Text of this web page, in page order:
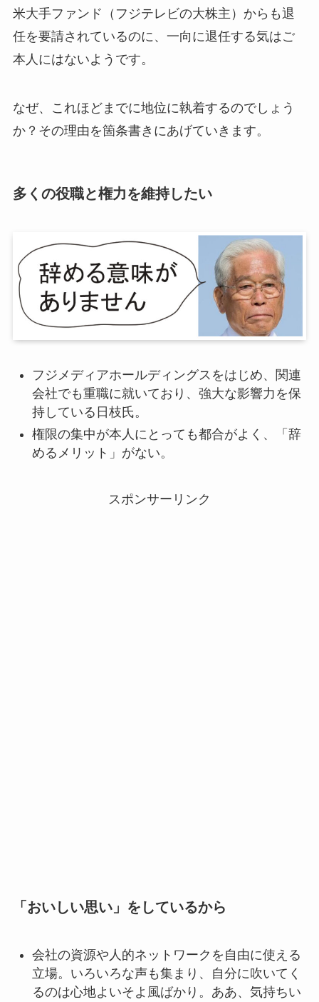
米大手ファンド（フジテレビの大株主）からも退
任を要請されているのに、一向に退任する気はご
本人にはないようです。
なぜ、これほどまでに地位に執着するのでしょう
か？その理由を箇条書きにあげていきます。
多くの役職と権力を維持したい
フジメディアホールディングスをはじめ、関連
会社でも重職に就いており、強大な影響力を保
持している日枝氏。
権限の集中が本人にとっても都合がよく、「辞
めるメリット」がない。
スポンサーリンク
「おいしい思い」をしているから
会社の資源や人的ネットワークを自由に使える
立場。いろいろな声も集まり、自分に吹いてく
るのは心地よいそよ風ばかり。ああ、気持ちい